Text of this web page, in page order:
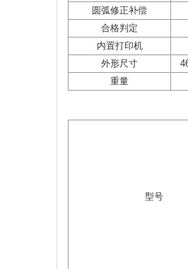
圆弧修正补偿
合格判定
内置打印机
外形尺寸
重量
型号